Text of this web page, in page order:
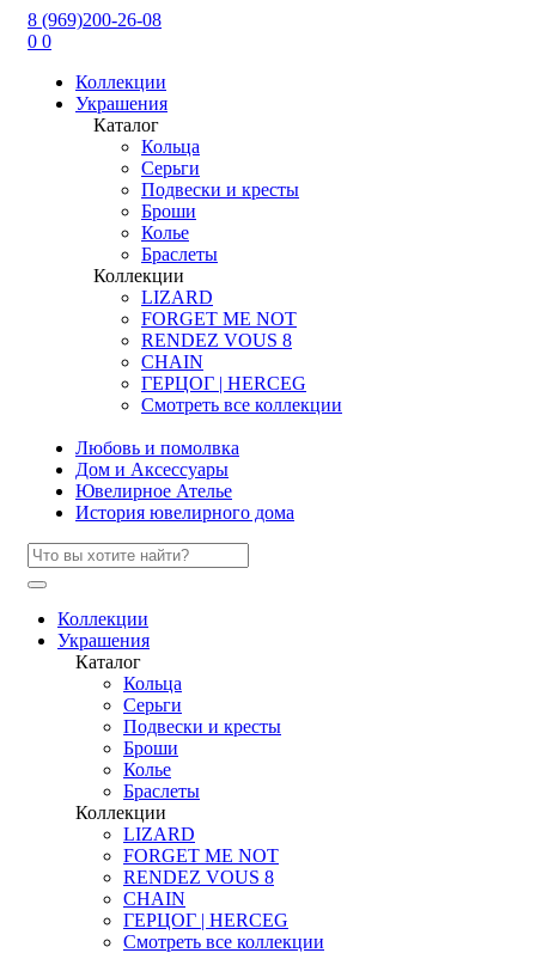
8 (969)200-26-08
0 0
Коллекции
Украшения
Каталог
Кольца
Серьги
Подвески и кресты
Броши
Колье
Браслеты
Коллекции
LIZARD
FORGET ME NOT
RENDEZ VOUS 8
CHAIN
ГЕРЦОГ | HERCEG
Смотреть все коллекции
Любовь и помолвка
Дом и Аксессуары
Ювелирное Ателье
История ювелирного дома
Коллекции
Украшения
Каталог
Кольца
Серьги
Подвески и кресты
Броши
Колье
Браслеты
Коллекции
LIZARD
FORGET ME NOT
RENDEZ VOUS 8
CHAIN
ГЕРЦОГ | HERCEG
Смотреть все коллекции